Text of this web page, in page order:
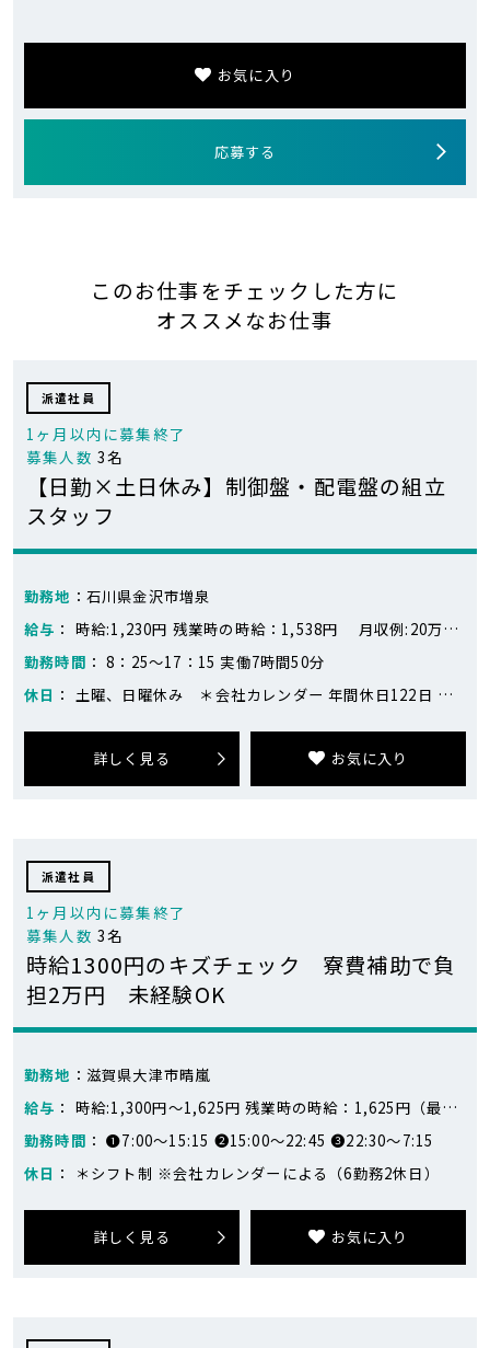
お気に入り
応募する
このお仕事をチェックした方に
オススメなお仕事
派遣社員
1ヶ月以内に募集終了
募集人数 3名
【日勤×土日休み】制御盤・配電盤の組立
スタッフ
勤務地 ：石川県金沢市増泉
給与 ： 時給:1,230円 残業時の時給：1,538円 月収例:20万円～23万円 ※233,095円（21日勤務、残業20時間の場合） 1,230円×7時間50分×21日＝202,335円 残業20時間＝30,760円 ※目安です
勤務時間 ： 8：25～17：15 実働7時間50分
休日 ： 土曜、日曜休み ＊会社カレンダー 年間休日122日 夏季休暇、年末年始休暇等あり
詳しく見る お気に入り
派遣社員
1ヶ月以内に募集終了
募集人数 3名
時給1300円のキズチェック 寮費補助で負
担2万円 未経験OK
勤務地 ：滋賀県大津市晴嵐
給与 ： 時給:1,300円～1,625円 残業時の時給：1,625円（最初の1ヵ月/時給1800円） 月収例:23万円～30万円 ※233,187円～293,718円（23日勤務定時～初月 残業35時間、繁忙期休日出勤ありの場合） ■給与計算の詳細については、詳しい仕事内容に記載しています。
勤務時間 ： ❶7:00～15:15 ❷15:00～22:45 ❸22:30～7:15
休日 ： ＊シフト制 ※会社カレンダーによる（6勤務2休日）
詳しく見る お気に入り